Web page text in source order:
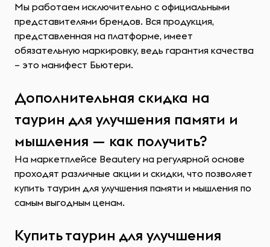
Мы работаем исключительно с официальными
представителями брендов. Вся продукция,
представленная на платформе, имеет
обязательную маркировку, ведь гарантия качества
– это манифест Бьютери.
Дополнительная скидка на
таурин для улучшения памяти и
мышления — как получить?
На маркетплейсе Beautery на регулярной основе
проходят различные акции и скидки, что позволяет
купить таурин для улучшения памяти и мышления по
самым выгодным ценам.
Купить таурин для улучшения